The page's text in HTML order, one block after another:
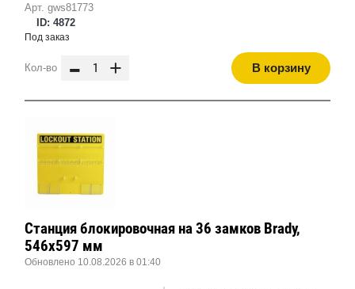
Арт. gws81773
ID: 4872
Под заказ
Кол-во - + В корзину
Станция блокировочная на 36 замков Brady,
546x597 мм
Обновлено 10.08.2026 в 01:40